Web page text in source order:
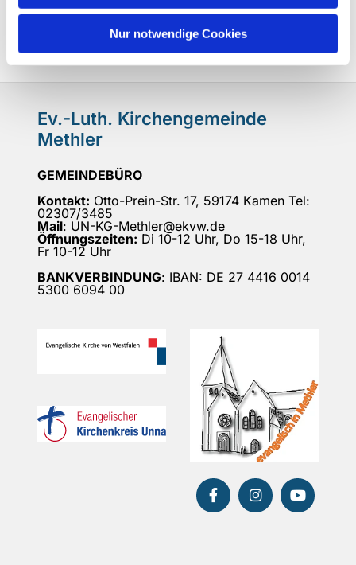
Nur notwendige Cookies
Ev.-Luth. Kirchengemeinde
Methler
GEMEINDEBÜRO
Kontakt: Otto-Prein-Str. 17, 59174 Kamen Tel:
02307/3485
Mail: UN-KG-Methler@ekvw.de
Öffnungszeiten: Di 10-12 Uhr, Do 15-18 Uhr,
Fr 10-12 Uhr
BANKVERBINDUNG: IBAN: DE 27 4416 0014
5300 6094 00